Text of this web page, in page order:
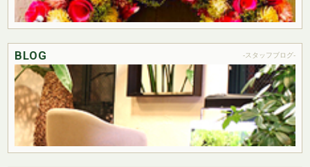
BLOG -スタッフブログ-